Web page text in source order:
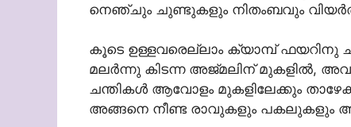
നെഞ്ചും ചുണ്ടുകളും നിതംബവും
കൂടെ ഉള്ളവരെല്ലാം ക്യാമ്പ് ഫയറിനു
മലർന്നു കിടന്ന അജ്മലിന് മുകളിൽ,
ചന്തികൾ ആവോളം മുകളിലേക്കും
അങ്ങനെ നീണ്ട രാവുകളും പകലുകളും